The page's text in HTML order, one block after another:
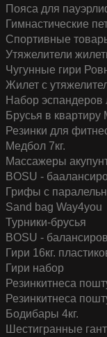
Пояса для
Гимнастические
Спортивные
Утяжелители
Чугунные гири
Жилет с
Набор эспандеров
Брусья в квартиру
Резинки для
Медбол 7кг.
Массажеры
BOSU -
Грифы с
Sand bag Way4you
Турники-брусья
BOSU -
Гири 16кг.
Гири набор
Резинкитнеса
Резинкитнеса
Бодибары 4кг.
Шестигранные